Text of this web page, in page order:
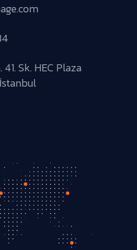
Sk. HEC Plaza